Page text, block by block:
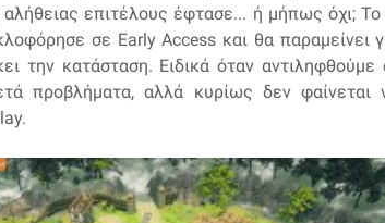
επιτέλους έφτασε... ή μήπως όχι; Το
σε Early Access και θα παραμείνει
την κατάσταση. Ειδικά όταν αντιληφθούμε
προβλήματα, αλλά κυρίως δεν φαίνεται